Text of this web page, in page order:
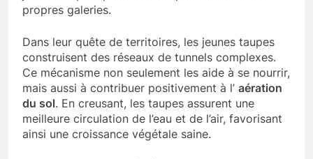
propres galeries.
Dans leur quête de territoires, les jeunes taupes
construisent des réseaux de tunnels complexes.
Ce mécanisme non seulement les aide à se nourrir,
mais aussi à contribuer positivement à l’ aération
du sol. En creusant, les taupes assurent une
meilleure circulation de l’eau et de l’air, favorisant
ainsi une croissance végétale saine.